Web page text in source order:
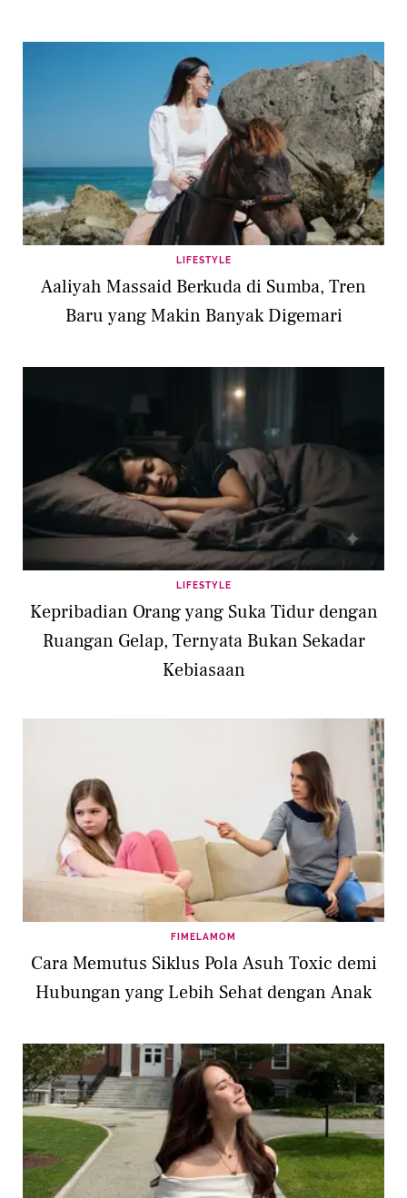
LIFESTYLE
Aaliyah Massaid Berkuda di Sumba, Tren
Baru yang Makin Banyak Digemari
LIFESTYLE
Kepribadian Orang yang Suka Tidur dengan
Ruangan Gelap, Ternyata Bukan Sekadar
Kebiasaan
FIMELAMOM
Cara Memutus Siklus Pola Asuh Toxic demi
Hubungan yang Lebih Sehat dengan Anak